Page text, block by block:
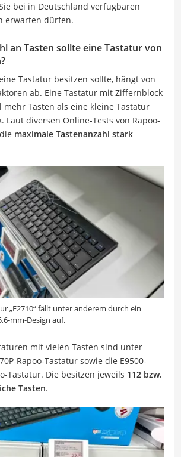
bei in Deutschland verfügbaren
erwarten dürfen.
an Tasten sollte eine Tastatur von
Tastatur besitzen sollte, hängt von
ab. Eine Tastatur mit Ziffernblock
Tasten als eine kleine Tastatur
Laut diversen Online-Tests von Rapoo-
maximale Tastenanzahl stark
„E2710“ fällt unter anderem durch ein
mm-Design auf.
mit vielen Tasten sind unter
Rapoo-Tastatur sowie die E9500-
Tastatur. Die besitzen jeweils 112 bzw.
Tasten.